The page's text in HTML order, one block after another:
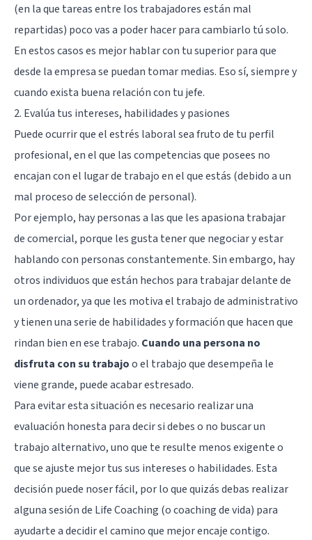
(en la que tareas entre los trabajadores están mal
repartidas) poco vas a poder hacer para cambiarlo tú solo.
En estos casos es mejor hablar con tu superior para que
desde la empresa se puedan tomar medias. Eso sí, siempre y
cuando exista buena relación con tu jefe.
2. Evalúa tus intereses, habilidades y pasiones
Puede ocurrir que el estrés laboral sea fruto de tu perfil
profesional, en el que las competencias que posees no
encajan con el lugar de trabajo en el que estás (debido a un
mal proceso de selección de personal).
Por ejemplo, hay personas a las que les apasiona trabajar
de comercial, porque les gusta tener que negociar y estar
hablando con personas constantemente. Sin embargo, hay
otros individuos que están hechos para trabajar delante de
un ordenador, ya que les motiva el trabajo de administrativo
y tienen una serie de habilidades y formación que hacen que
rindan bien en ese trabajo. Cuando una persona no
disfruta con su trabajoo el trabajo que desempeña le
viene grande, puede acabar estresado.
Para evitar esta situación es necesario realizar una
evaluación honesta para decir si debes o no buscar un
trabajo alternativo, uno que te resulte menos exigente o
que se ajuste mejor tus sus intereses o habilidades. Esta
decisión puede noser fácil, por lo que quizás debas realizar
alguna sesión de Life Coaching (o coaching de vida) para
ayudarte a decidir el camino que mejor encaje contigo.